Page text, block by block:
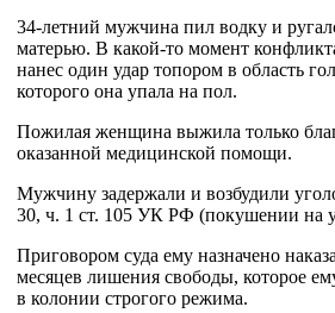
34-летний мужчина пил водку и
матерью. В какой-то момент
нанес один удар топором в область
которого она упала на пол.
Пожилая женщина выжила только
оказанной медицинской помощи.
Мужчину задержали и возбудили
30, ч. 1 ст. 105 УК РФ (покушении на
Приговором суда ему назначено
месяцев лишения свободы, которое
в колонии строгого режима.